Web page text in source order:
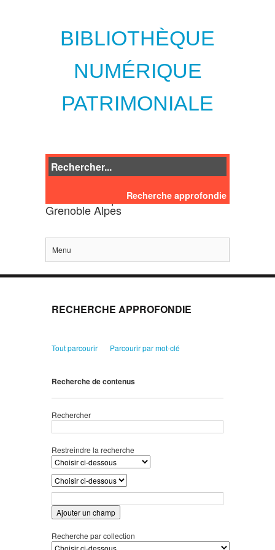
BIBLIOTHÈQUE
NUMÉRIQUE
PATRIMONIALE
des bibliothèques de l'Université
Grenoble Alpes
Recherche approfondie
Menu
RECHERCHE APPROFONDIE
Tout parcourir Parcourir par mot-clé
Recherche de contenus
Rechercher
Restreindre la recherche
Ajouter un champ
Recherche par collection